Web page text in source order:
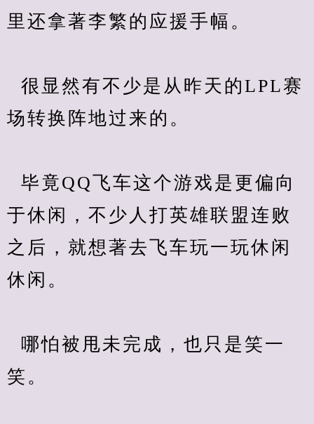
里还拿著李繁的应援手幅。
场转换阵地过来的。
于休闲，不少人打英雄联盟连败
之后，就想著去飞车玩一玩休闲
休闲。
笑。